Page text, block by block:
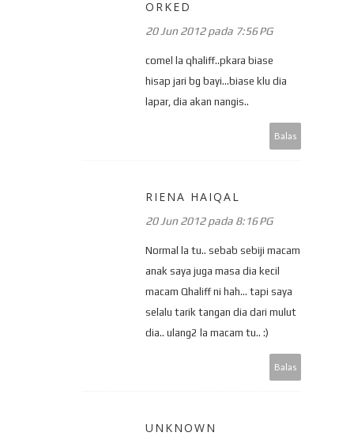
ORKED
20 Jun 2012 pada 7:56 PG
comel la qhaliff..pkara biase
hisap jari bg bayi...biase klu dia
lapar, dia akan nangis..
Balas
RIENA HAIQAL
20 Jun 2012 pada 8:16 PG
Normal la tu.. sebab sebiji macam
anak saya juga masa dia kecil
macam Qhaliff ni hah... tapi saya
selalu tarik tangan dia dari mulut
dia.. ulang2 la macam tu.. :)
Balas
UNKNOWN